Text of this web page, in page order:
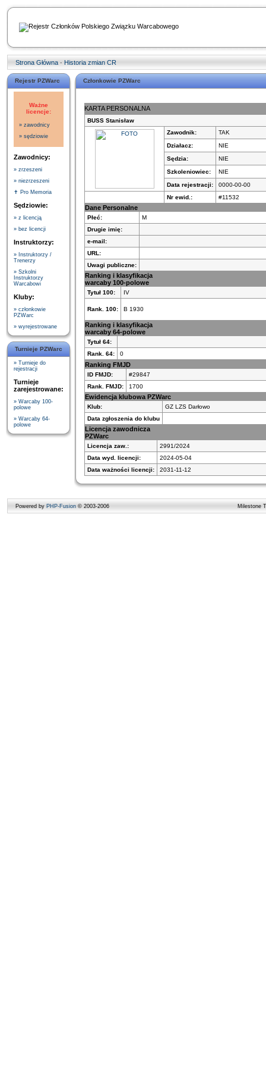
Strona Główna · Historia zmian CR
Rejestr PZWarc
Ważne
licencje:
» zawodnicy
» sędziowie
Zawodnicy:
» zrzeszeni
» niezrzeszeni
✝ Pro Memoria
Sędziowie:
» z licencją
» bez licencji
Instruktorzy:
» Instruktorzy /
Trenerzy
» Szkolni
Instruktorzy
Warcabowi
Kluby:
» członkowie
PZWarc
» wyrejestrowane
Turnieje PZWarc
» Turnieje do
rejestracji
Turnieje
zarejestrowane:
» Warcaby 100-
polowe
» Warcaby 64-
polowe
Członkowie PZWarc
KARTA PERSONALNA
BUSS Stanisław
Zawodnik:
TAK
Działacz:
NIE
Sędzia:
NIE
Szkoleniowiec:
NIE
Data rejestracji:
0000-00-00
Nr ewid.:
#11532
Dane Personalne
Płeć:
M
Drugie imię:
e-mail:
URL:
Uwagi publiczne:
Ranking i klasyfikacja
warcaby 100-polowe
Tytuł 100: IV
Rank. 100: B 1930
Ranking i klasyfikacja
warcaby 64-polowe
Tytuł 64:
Rank. 64:
0
Ranking FMJD
ID FMJD:
#29847
Rank. FMJD:
1700
Ewidencja klubowa PZWarc
Klub:
GZ LZS Darłowo
Data zgłoszenia do klubu
Licencja zawodnicza
PZWarc
Licencja zaw.:
2991/2024
Data wyd. licencji:
2024-05-04
Data ważności licencji:
2031-11-12
Powered by PHP-Fusion © 2003-2006 Milestone